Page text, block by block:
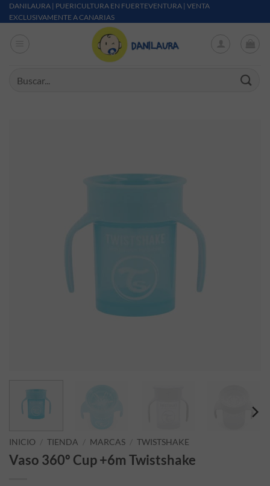
Saltar al contenido
DANILAURA | PUERICULTURA EN FUERTEVENTURA | VENTA
EXCLUSIVAMENTE A CANARIAS
INICIO / TIENDA / MARCAS / TWISTSHAKE
Vaso 360º Cup +6m Twistshake